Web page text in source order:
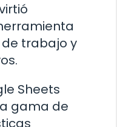
trabajo y
Sheets
gama de